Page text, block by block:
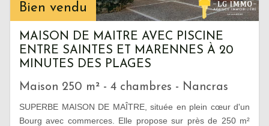
Bien vendu
MAISON DE MAITRE AVEC PISCINE
ENTRE SAINTES ET MARENNES À 20
MINUTES DES PLAGES
Maison 250 m² - 4 chambres - Nancras
SUPERBE MAISON DE MAÎTRE, située en plein cœur d'un
Bourg avec commerces. Elle propose sur près de 250 m²